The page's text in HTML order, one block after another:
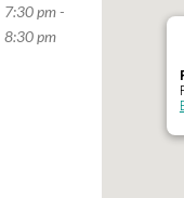
7:30 pm -
8:30 pm